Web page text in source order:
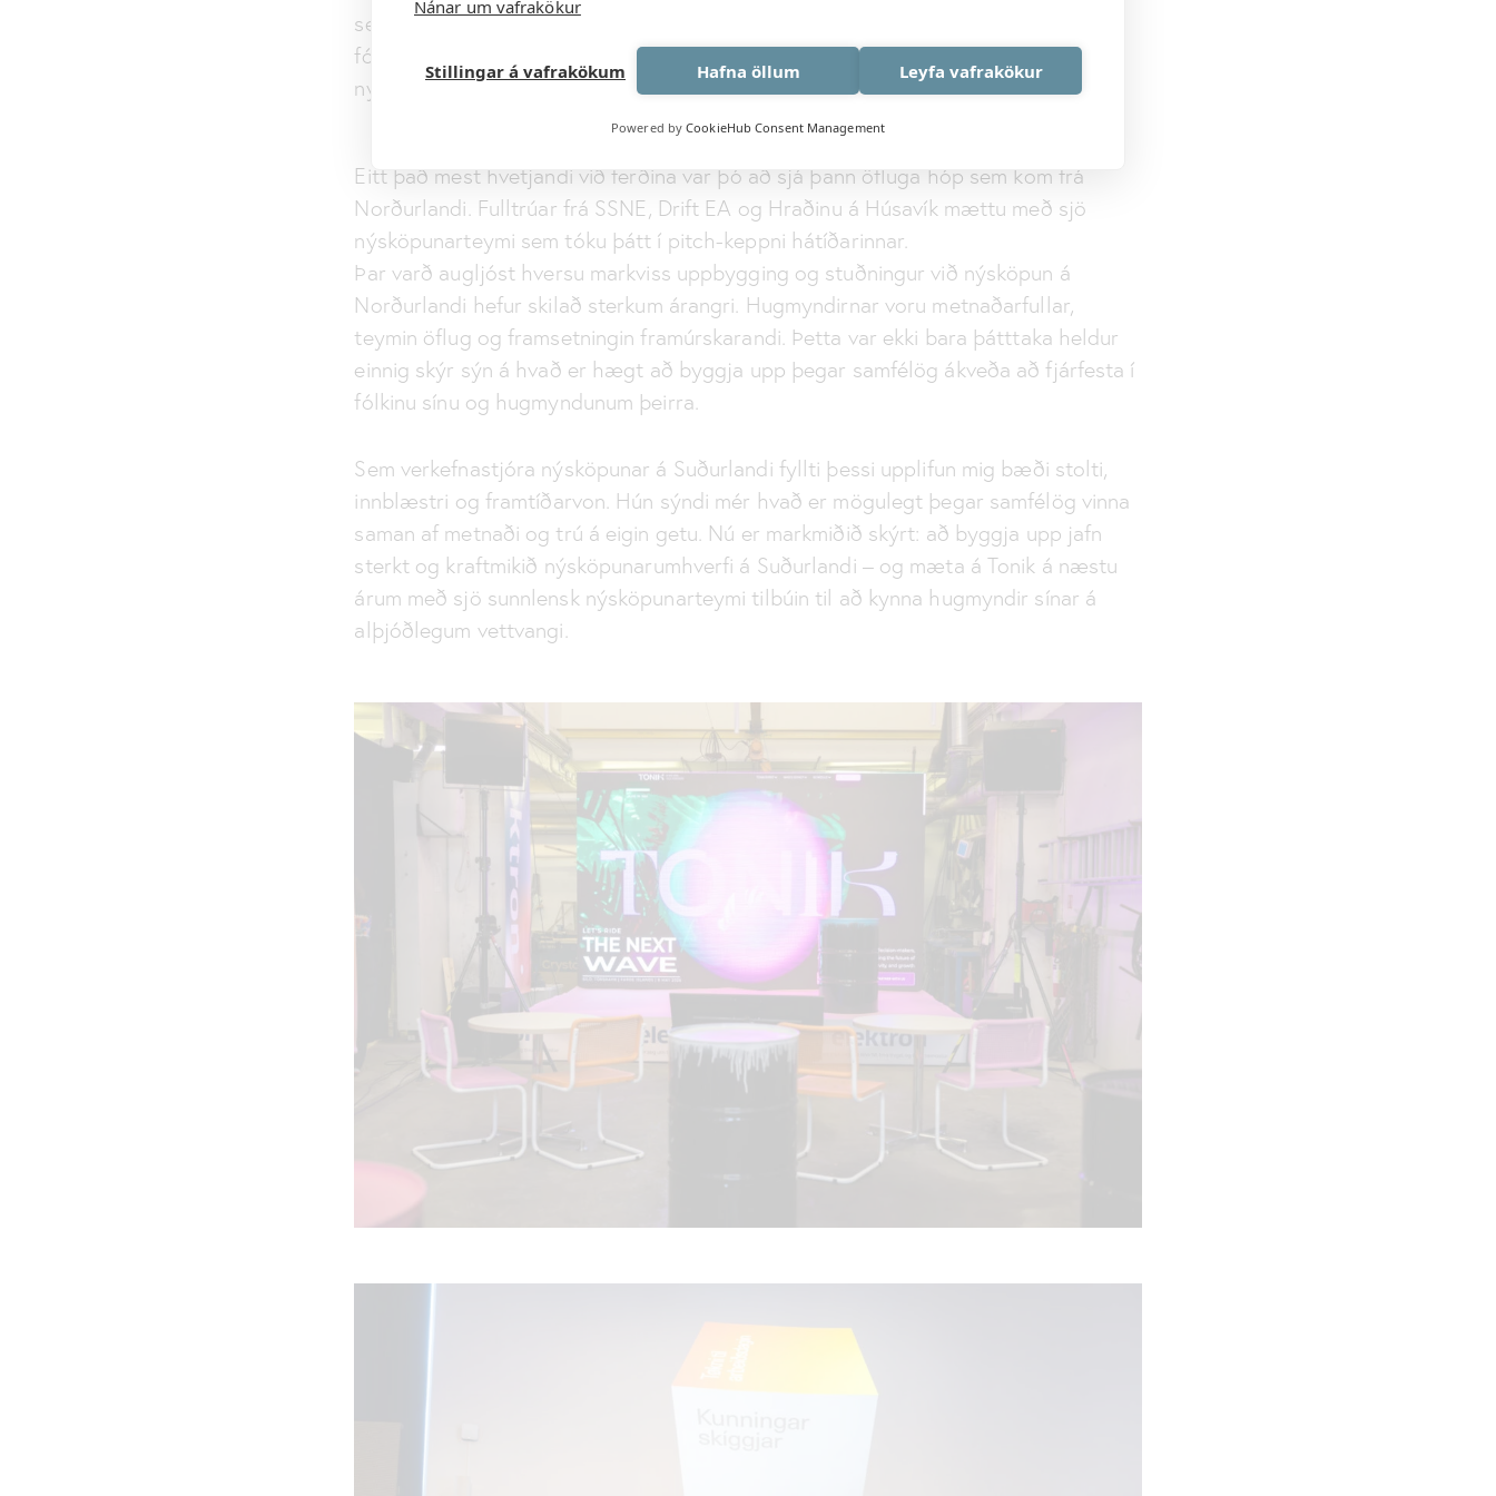
sem gestir heldur sem virkir þátttakendur sem vildu hlusta, tengjast og styðja við
fólkið sem er að skapa framtíðina. Slíkur stuðningur sendir skýr skilaboð um að
nýsköpun sé ekki hliðarverkefni heldur lykilatriði í uppbyggingu samfélagsins.
Eitt það mest hvetjandi við ferðina var þó að sjá þann öfluga hóp sem kom frá
Norðurlandi. Fulltrúar frá SSNE, Drift EA og Hraðinu á Húsavík mættu með sjö
nýsköpunarteymi sem tóku þátt í pitch-keppni hátíðarinnar.
Þar varð augljóst hversu markviss uppbygging og stuðningur við nýsköpun á
Norðurlandi hefur skilað sterkum árangri. Hugmyndirnar voru metnaðarfullar,
teymin öflug og framsetningin framúrskarandi. Þetta var ekki bara þátttaka heldur
einnig skýr sýn á hvað er hægt að byggja upp þegar samfélög ákveða að fjárfesta í
fólkinu sínu og hugmyndunum þeirra.
Sem verkefnastjóra nýsköpunar á Suðurlandi fyllti þessi upplifun mig bæði stolti,
innblæstri og framtíðarvon. Hún sýndi mér hvað er mögulegt þegar samfélög vinna
saman af metnaði og trú á eigin getu. Nú er markmiðið skýrt: að byggja upp jafn
sterkt og kraftmikið nýsköpunarumhverfi á Suðurlandi – og mæta á Tonik á næstu
árum með sjö sunnlensk nýsköpunarteymi tilbúin til að kynna hugmyndir sínar á
alþjóðlegum vettvangi.
Nánar um vafrakökur
Stillingar á vafrakökum Hafna öllum Leyfa vafrakökur
Powered byCookieHub Consent Management